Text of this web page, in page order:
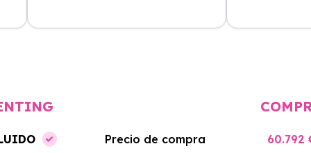
Precio de compra 60.792